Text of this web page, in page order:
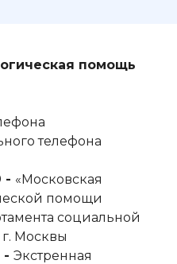
помощь
телефона
- «Московская
помощи
социальной
Москвы
- Экстренная